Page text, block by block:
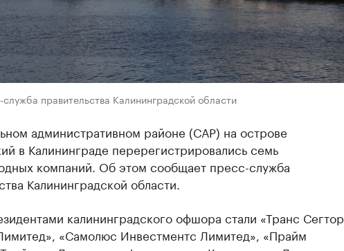
правительства Калининградской области
административном районе (САР) на острове
в Калининграде перерегистрировались семь
компаний. Об этом сообщает пресс-служба
Калининградской области.
калининградского офшора стали «Транс Сегтор
«Самолюс Инвестментс Лимитед», «Прайм